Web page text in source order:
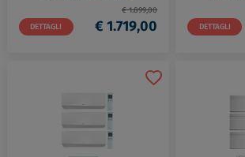
DETTAGLI
€ 1.899,00
€ 1.719,00 DETTAGLI